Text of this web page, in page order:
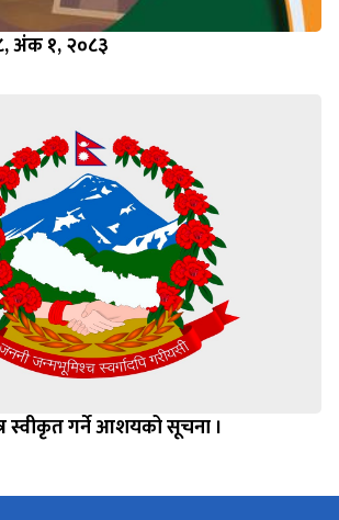
अंक १, २०८३
स्वीकृत गर्ने आशयको सूचना ।